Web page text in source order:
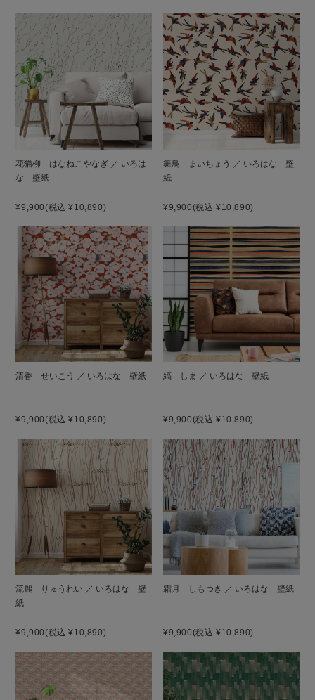
花猫柳 はなねこやなぎ ／ いろは
な 壁紙
¥9,900(税込 ¥10,890)
舞鳥 まいちょう ／ いろはな 壁
紙
¥9,900(税込 ¥10,890)
清香 せいこう ／ いろはな 壁紙
¥9,900(税込 ¥10,890)
縞 しま ／ いろはな 壁紙
¥9,900(税込 ¥10,890)
流麗 りゅうれい ／ いろはな 壁
紙
¥9,900(税込 ¥10,890)
霜月 しもつき ／ いろはな 壁紙
¥9,900(税込 ¥10,890)